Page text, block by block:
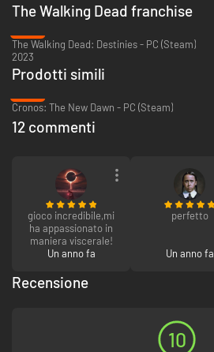
The Walking Dead franchise
The Walking Dead: Destinies - PC (Steam)
2023
Prodotti simili
Cronos: The New Dawn - PC (Steam)
12 commenti
gioco incredibile,mi
ha appassionato in
maniera viscerale!
Un anno fa
perfetto
Un anno fa
Recensione
10